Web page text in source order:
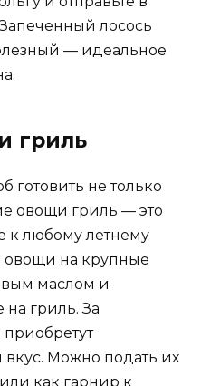
лосось
— идеальное
гриль
готовить не только
овощи гриль — это
к любому летнему
овощи на крупные
маслом и
на гриль. За
Можно подать их
как гарнир к